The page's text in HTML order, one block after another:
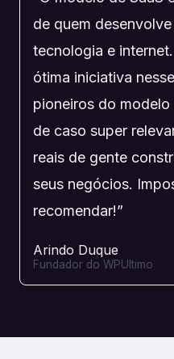
de quem
tecnologia e
ótima iniciativa
pioneiros do
de caso super
reais de gente
seus negócios.
recomendar!”
Arindo Duque
Fundador do WPUltimo